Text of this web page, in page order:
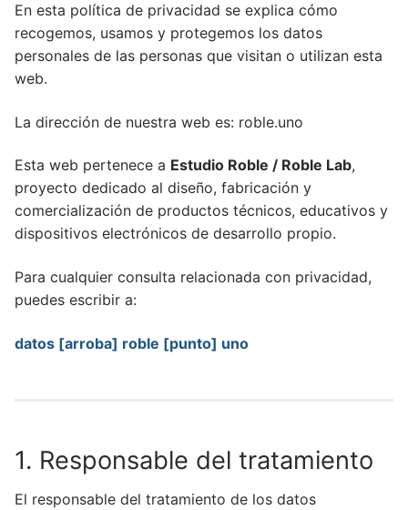
En esta política de privacidad se explica cómo
recogemos, usamos y protegemos los datos
personales de las personas que visitan o utilizan esta
web.
La dirección de nuestra web es: roble.uno
Esta web pertenece a Estudio Roble / Roble Lab,
proyecto dedicado al diseño, fabricación y
comercialización de productos técnicos, educativos y
dispositivos electrónicos de desarrollo propio.
Para cualquier consulta relacionada con privacidad,
puedes escribir a:
datos [arroba] roble [punto] uno
1. Responsable del tratamiento
El responsable del tratamiento de los datos